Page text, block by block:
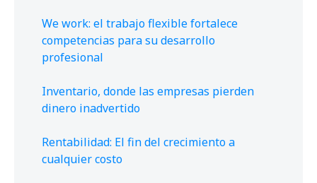
We work: el trabajo flexible fortalece
competencias para su desarrollo
profesional
Inventario, donde las empresas pierden
dinero inadvertido
Rentabilidad: El fin del crecimiento a
cualquier costo